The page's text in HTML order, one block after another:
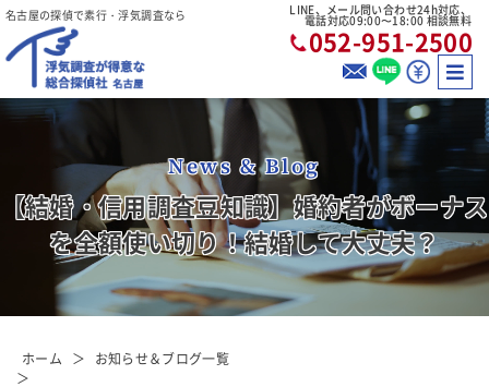
名古屋の探偵で素行・浮気調査なら LINE、メール問い合わせ24h対応、
電話対応09:00〜18:00 相談無料
052-951-2500
News & Blog
【結婚・信用調査豆知識】婚約者がボーナス
を全額使い切り！結婚して大丈夫？
ホーム お知らせ＆ブログ一覧